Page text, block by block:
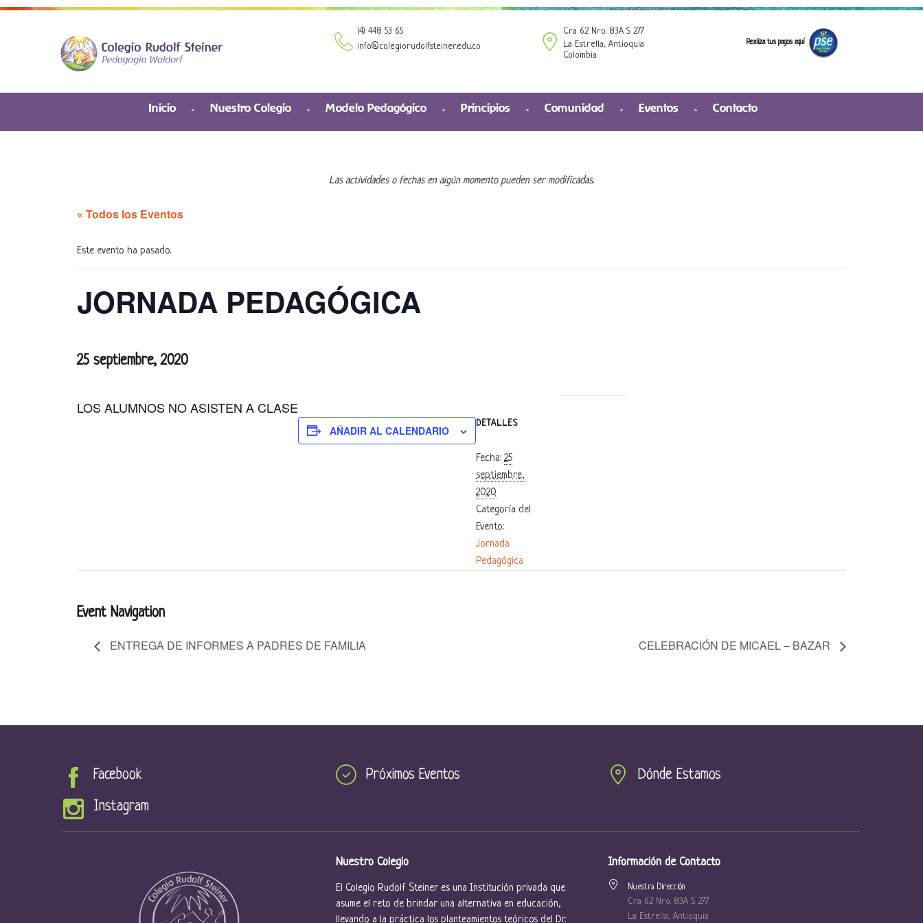
(4) 448 53 65
info@colegiorudolfsteiner.edu.co
Cra 62 Nro. 83A S 277
La Estrella, Antioquia
Colombia
Realiza tus pagos aquí
Inicio Nuestro Colegio Modelo Pedagógico Principios Comunidad Eventos Contacto
Las actividades o fechas en algún momento pueden ser modificadas.
« Todos los Eventos
Este evento ha pasado.
JORNADA PEDAGÓGICA
25 septiembre, 2020
LOS ALUMNOS NO ASISTEN A CLASE
AÑADIR AL CALENDARIO
DETALLES
Fecha: 25
septiembre,
2020
Categoría del
Evento:
Jornada
Pedagógica
Event Navigation
ENTREGA DE INFORMES A PADRES DE FAMILIA CELEBRACIÓN DE MICAEL – BAZAR
Facebook
Instagram
Próximos Eventos Dónde Estamos
Nuestro Colegio
El Colegio Rudolf Steiner es una Institución privada que
asume el reto de brindar una alternativa en educación,
llevando a la práctica los planteamientos teóricos del Dr.
Información de Contacto
Nuestra Dirección
Cra 62 Nro. 83A S 277
La Estrella, Antioquia